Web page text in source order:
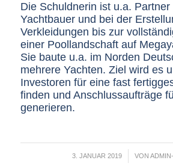
Die Schuldnerin ist u.a. Partner
Yachtbauer und bei der
Verkleidungen bis zur
einer Poollandschaft auf
Sie baute u.a. im Norden
mehrere Yachten. Ziel wird es
Investoren für eine fast
finden und Anschlussaufträge
generieren.
3. JANUAR 2019
/ VON